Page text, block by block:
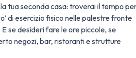
tua seconda casa: troverai il tempo
di esercizio fisico nelle palestre fronte
se desideri fare le ore piccole, se
negozi, bar, ristoranti e strutture